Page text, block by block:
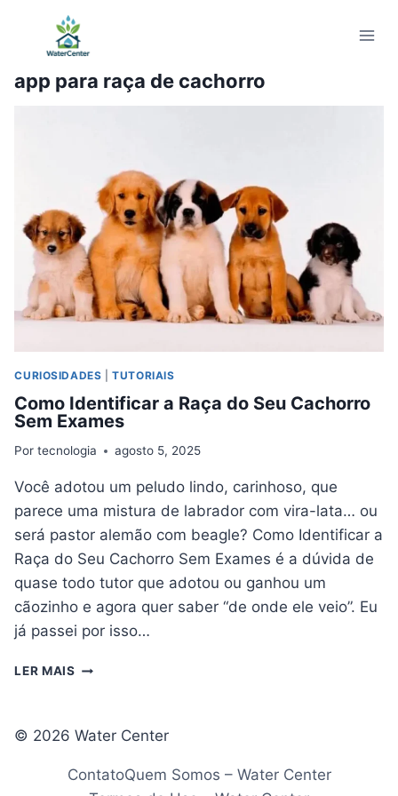
Conteúdo
app para raça de cachorro
CURIOSIDADES |TUTORIAIS
Como Identificar a Raça do Seu Cachorro
Sem Exames
Por tecnologia agosto 5, 2025
Você adotou um peludo lindo, carinhoso, que
parece uma mistura de labrador com vira-lata… ou
será pastor alemão com beagle? Como Identificar a
Raça do Seu Cachorro Sem Exames é a dúvida de
quase todo tutor que adotou ou ganhou um
cãozinho e agora quer saber “de onde ele veio”. Eu
já passei por isso…
LER MAIS COMO
DO
CACHORRO
© 2026 Water Center
ContatoQuem Somos – Water Center